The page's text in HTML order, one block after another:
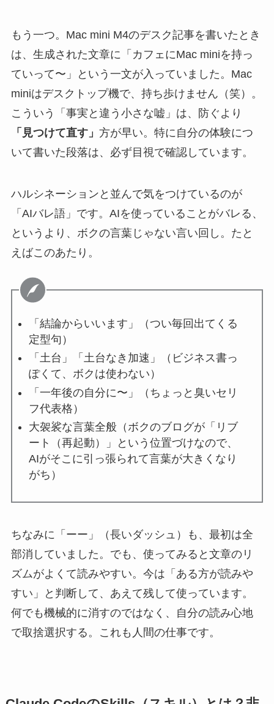
もう一つ。Mac mini M4のデスク記事を書いたとき
は、生成された文章に「カフェにMac miniを持っ
ていって〜」という一文が入っていました。Mac
miniはデスクトップ機で、持ち歩けません（笑）。
こういう「事実と違う小さな嘘」は、防ぐより
「見つけて直す」 方が早い。特に自分の体験につ
いて書いた段落は、必ず目視で確認しています。
ハルシネーションと並んで気をつけているのが
「AIバレ語」です。AIを使っていることがバレる、
というより、ボクの言葉じゃない言い回し。たと
えばこのあたり。
「結論からいいます」（つい毎回出てくる
定型句）
「土台」「土台なき加速」（ビジネス書っ
ぽくて、ボクは使わない）
「一年後の自分に〜」（ちょっと臭いセリ
フ代表格）
大袈裟な言葉全般（ボクのブログが「リブ
ート（再起動）」という位置づけなので、
AIがそこに引っ張られて言葉が大きくなり
がち）
ちなみに「ーー」（長いダッシュ）も、最初は全
部消していました。でも、使ってみると文章のリ
ズムがよくて読みやすい。今は「ある方が読みや
すい」と判断して、あえて残して使っています。
何でも機械的に消すのではなく、自分の読み心地
で取捨選択する。これも人間の仕事です。